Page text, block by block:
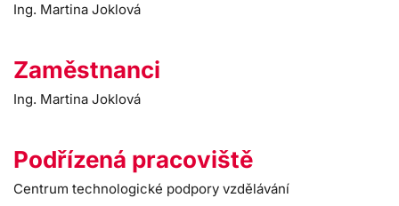
Ing. Martina Joklová
Zaměstnanci
Ing. Martina Joklová
Podřízená pracoviště
Centrum technologické podpory vzdělávání